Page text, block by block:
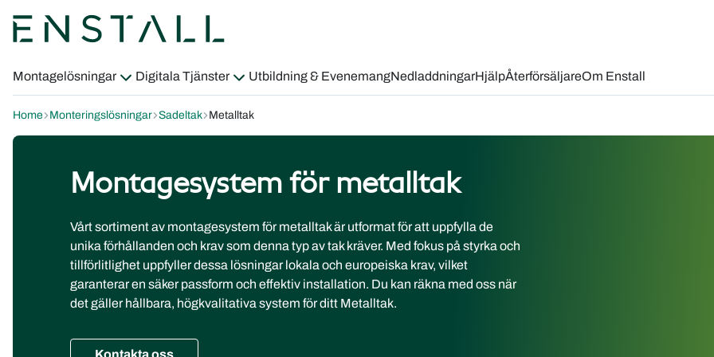
Montagelösningar
Sadeltak
Digitala Tjänster
Enstalls Kalkylatorer
OnSite App
Utbildning & EvenemangNedladdningarHjälpÅterförsäljareOm Enstall
Home Monteringslösningar Sadeltak Metalltak
Montagesystem för metalltak
Vårt sortiment av montagesystem för metalltak är utformat för att uppfylla de
unika förhållanden och krav som denna typ av tak kräver. Med fokus på styrka och
tillförlitlighet uppfyller dessa lösningar lokala och europeiska krav, vilket
garanterar en säker passform och effektiv installation. Du kan räkna med oss när
det gäller hållbara, högkvalitativa system för ditt Metalltak.